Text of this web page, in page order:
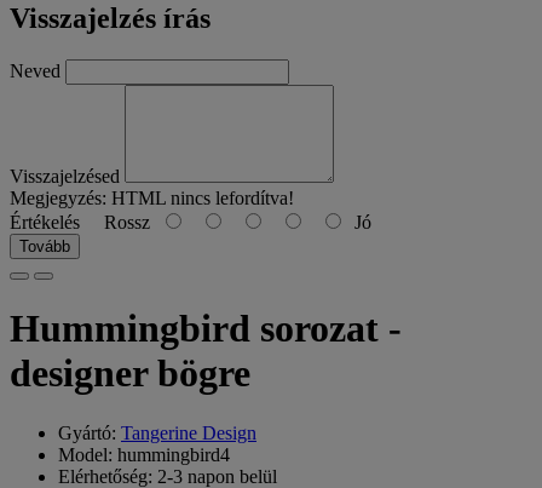
Visszajelzés írás
Neved
Visszajelzésed
Megjegyzés: HTML nincs lefordítva!
Értékelés Rossz Jó
Tovább
Hummingbird sorozat -
designer bögre
Gyártó: Tangerine Design
Model: hummingbird4
Elérhetőség: 2-3 napon belül